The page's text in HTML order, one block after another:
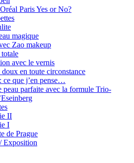
Paris Yes or No?
magique
Zao makeup
avec le vernis
en toute circonstance
que j’en pense…
peau parfaite avec la formule Trio-
II
I
de Prague
Exposition